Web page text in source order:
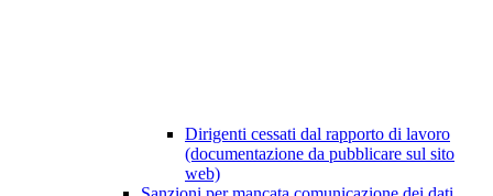
Dirigenti cessati dal rapporto di lavoro
(documentazione da pubblicare sul sito
web)